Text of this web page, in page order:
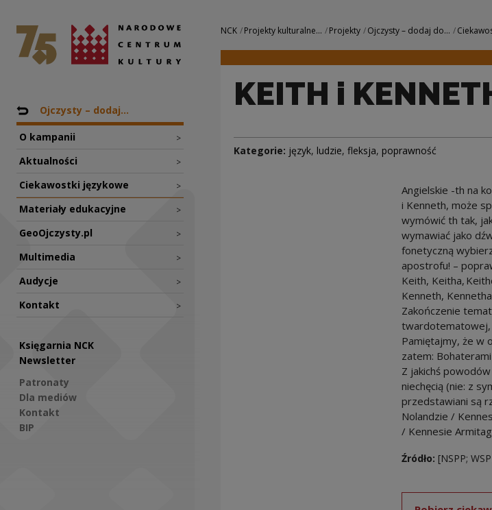
KEITH i KENNETH |
Narodowe Centrum Kultury
Nawigacja
Powrót do: Projekty
Ojczysty – dodaj...
O kampanii >
Aktualności >
Ciekawostki językowe >
Materiały edukacyjne >
GeoOjczysty.pl >
Multimedia >
Audycje >
Kontakt >
Księgarnia NCK
Newsletter
Patronaty
Dla mediów
Kontakt
BIP
Nawigacja
NCK Projekty kulturalne... Projekty Ojczysty – dodaj do...
KEITH i
Kategorie: język, ludzie, fleksja, poprawność
Angielskie -th na
i Kenneth, może
wymówić th tak,
wymawiać jako
fonetyczną
apostrofu! –
Keith, Keitha,
Kenneth,
Zakończenie
twardotematowej,
Pamiętajmy, że w
zatem:
Z jakichś
niechęcią (nie: z
przedstawiani są
Nolandzie /
/ Kennesie
Źródło: [NSPP;